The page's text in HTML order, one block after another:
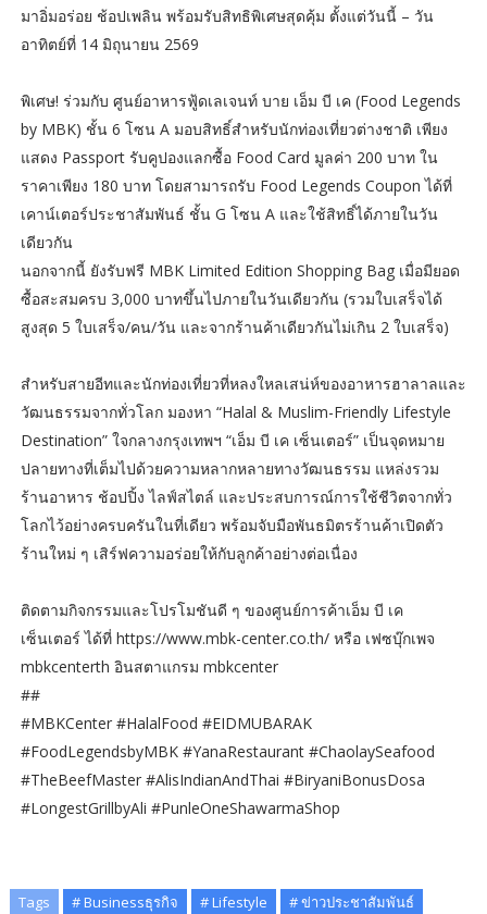
มาอิ่มอร่อย ช้อปเพลิน พร้อมรับสิทธิพิเศษสุดคุ้ม ตั้งแต่วันนี้ – วัน
อาทิตย์ที่ 14 มิถุนายน 2569
พิเศษ! ร่วมกับ ศูนย์อาหารฟู้ดเลเจนท์ บาย เอ็ม บี เค (Food Legends
by MBK) ชั้น 6 โซน A มอบสิทธิ์สำหรับนักท่องเที่ยวต่างชาติ เพียง
แสดง Passport รับคูปองแลกซื้อ Food Card มูลค่า 200 บาท ใน
ราคาเพียง 180 บาท โดยสามารถรับ Food Legends Coupon ได้ที่
เคาน์เตอร์ประชาสัมพันธ์ ชั้น G โซน A และใช้สิทธิ์ได้ภายในวัน
เดียวกัน
นอกจากนี้ ยังรับฟรี MBK Limited Edition Shopping Bag เมื่อมียอด
ซื้อสะสมครบ 3,000 บาทขึ้นไปภายในวันเดียวกัน (รวมใบเสร็จได้
สูงสุด 5 ใบเสร็จ/คน/วัน และจากร้านค้าเดียวกันไม่เกิน 2 ใบเสร็จ)
สำหรับสายอีทและนักท่องเที่ยวที่หลงใหลเสน่ห์ของอาหารฮาลาลและ
วัฒนธรรมจากทั่วโลก มองหา “Halal & Muslim-Friendly Lifestyle
Destination” ใจกลางกรุงเทพฯ “เอ็ม บี เค เซ็นเตอร์” เป็นจุดหมาย
ปลายทางที่เต็มไปด้วยความหลากหลายทางวัฒนธรรม แหล่งรวม
ร้านอาหาร ช้อปปิ้ง ไลฟ์สไตล์ และประสบการณ์การใช้ชีวิตจากทั่ว
โลกไว้อย่างครบครันในที่เดียว พร้อมจับมือพันธมิตรร้านค้าเปิดตัว
ร้านใหม่ ๆ เสิร์ฟความอร่อยให้กับลูกค้าอย่างต่อเนื่อง
ติดตามกิจกรรมและโปรโมชันดี ๆ ของศูนย์การค้าเอ็ม บี เค
เซ็นเตอร์ ได้ที่ https://www.mbk-center.co.th/ หรือ เฟซบุ๊กเพจ
mbkcenterth อินสตาแกรม mbkcenter
##
#MBKCenter #HalalFood #EIDMUBARAK
#FoodLegendsbyMBK #YanaRestaurant #ChaolaySeafood
#TheBeefMaster #AlisIndianAndThai #BiryaniBonusDosa
#LongestGrillbyAli #PunleOneShawarmaShop
Tags # Businessธุรกิจ # Lifestyle # ข่าวประชาสัมพันธ์